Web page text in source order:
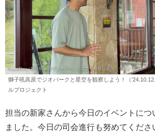
獅子吼高原でジオパークと星空を観察しよう！（
ルプロジェクト
担当の新家さんから今日のイベントにつ
ました。今日の司会進行も努めてくださ